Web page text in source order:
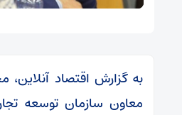
به گزارش اقتصاد آنلاین،
معاون سازمان توسعه